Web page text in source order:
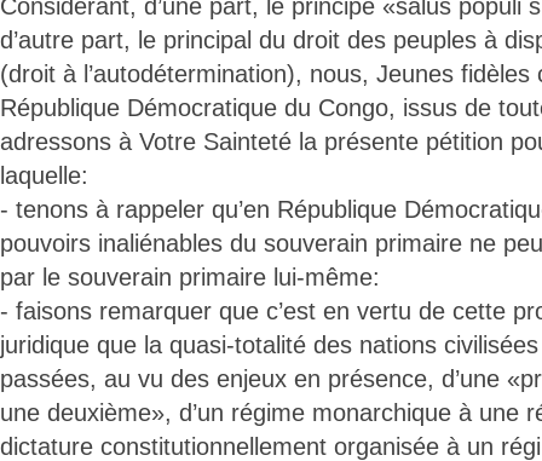
Considérant, d’une part, le principe «salus populi
d’autre part, le principal du droit des peuples à
(droit à l’autodétermination), nous, Jeunes fidèles
République Démocratique du Congo, issus de
adressons à Votre Sainteté la présente pétition
laquelle:
- tenons à rappeler qu’en République
pouvoirs inaliénables du souverain primaire ne
par le souverain primaire lui-même:
- faisons remarquer que c’est en vertu de cette
juridique que la quasi-totalité des nations
passées, au vu des enjeux en présence, d’une
une deuxième», d’un régime monarchique à une
dictature constitutionnellement organisée à un